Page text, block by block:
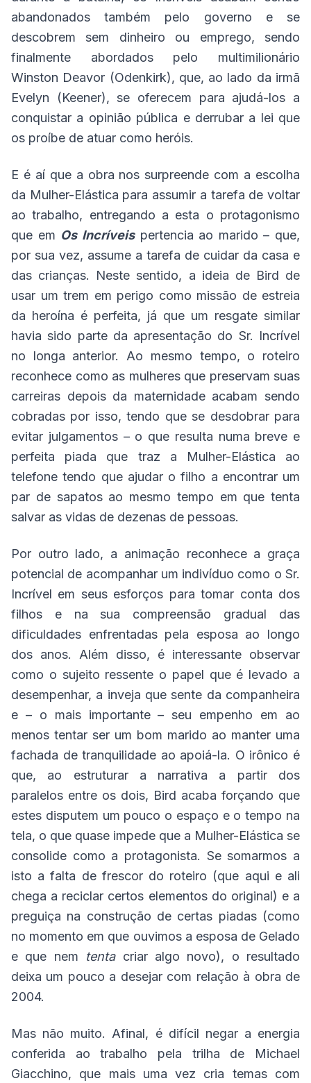
abandonados também pelo governo e se
descobrem sem dinheiro ou emprego, sendo
finalmente abordados pelo multimilionário
Winston Deavor (Odenkirk), que, ao lado da irmã
Evelyn (Keener), se oferecem para ajudá-los a
conquistar a opinião pública e derrubar a lei que
os proíbe de atuar como heróis.
E é aí que a obra nos surpreende com a escolha
da Mulher-Elástica para assumir a tarefa de voltar
ao trabalho, entregando a esta o protagonismo
que em Os Incríveispertencia ao marido – que,
por sua vez, assume a tarefa de cuidar da casa e
das crianças. Neste sentido, a ideia de Bird de
usar um trem em perigo como missão de estreia
da heroína é perfeita, já que um resgate similar
havia sido parte da apresentação do Sr. Incrível
no longa anterior. Ao mesmo tempo, o roteiro
reconhece como as mulheres que preservam suas
carreiras depois da maternidade acabam sendo
cobradas por isso, tendo que se desdobrar para
evitar julgamentos – o que resulta numa breve e
perfeita piada que traz a Mulher-Elástica ao
telefone tendo que ajudar o filho a encontrar um
par de sapatos ao mesmo tempo em que tenta
salvar as vidas de dezenas de pessoas.
Por outro lado, a animação reconhece a graça
potencial de acompanhar um indivíduo como o Sr.
Incrível em seus esforços para tomar conta dos
filhos e na sua compreensão gradual das
dificuldades enfrentadas pela esposa ao longo
dos anos. Além disso, é interessante observar
como o sujeito ressente o papel que é levado a
desempenhar, a inveja que sente da companheira
e – o mais importante – seu empenho em ao
menos tentar ser um bom marido ao manter uma
fachada de tranquilidade ao apoiá-la. O irônico é
que, ao estruturar a narrativa a partir dos
paralelos entre os dois, Bird acaba forçando que
estes disputem um pouco o espaço e o tempo na
tela, o que quase impede que a Mulher-Elástica se
consolide como a protagonista. Se somarmos a
isto a falta de frescor do roteiro (que aqui e ali
chega a reciclar certos elementos do original) e a
preguiça na construção de certas piadas (como
no momento em que ouvimos a esposa de Gelado
e que nem tentacriar algo novo), o resultado
deixa um pouco a desejar com relação à obra de
2004.
Mas não muito. Afinal, é difícil negar a energia
conferida ao trabalho pela trilha de Michael
Giacchino, que mais uma vez cria temas com